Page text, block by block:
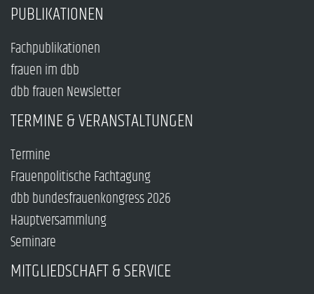
PUBLIKATIONEN
Fachpublikationen
frauen im dbb
dbb frauen Newsletter
TERMINE & VERANSTALTUNGEN
Termine
Frauenpolitische Fachtagung
dbb bundesfrauenkongress 2026
Hauptversammlung
Seminare
MITGLIEDSCHAFT & SERVICE